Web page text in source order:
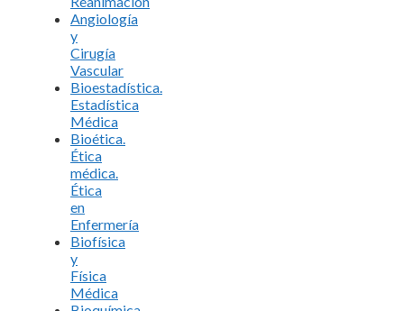
Angiología
y
Cirugía
Vascular
Bioestadística.
Estadística
Médica
Bioética.
Ética
médica.
Ética
en
Enfermería
Biofísica
y
Física
Médica